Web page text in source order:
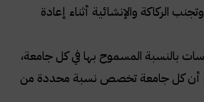
وتجنب الركاكة والإنشائية أثناء إعادة
بالنسبة المسموح بها في كل جامعة،
أن كل جامعة تخصص نسبة محددة من